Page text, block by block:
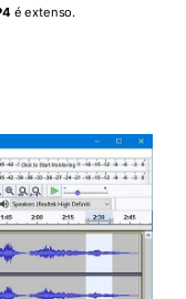
é extenso.